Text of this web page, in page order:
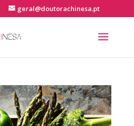
geral@doutorachinesa.pt